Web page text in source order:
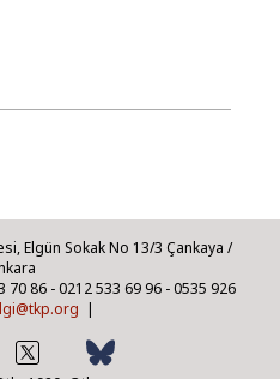
Elgün Sokak No 13/3 Çankaya /
70 86 - 0212 533 69 96 - 0535 926
|